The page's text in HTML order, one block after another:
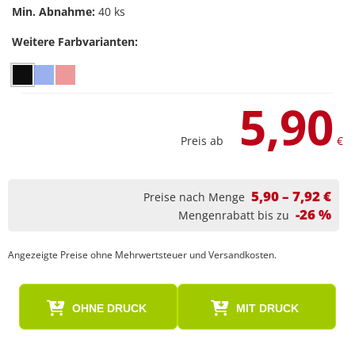
Min. Abnahme: 40 ks
Weitere Farbvarianten:
Preis ab 5,90 €
Preise nach Menge 5,90 – 7,92 €
Mengenrabatt bis zu -26 %
Angezeigte Preise ohne Mehrwertsteuer und Versandkosten.
OHNE DRUCK MIT DRUCK